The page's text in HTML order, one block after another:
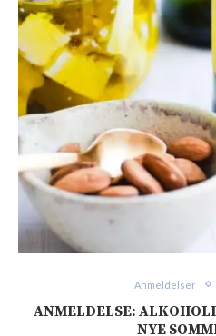
Anmeldelser
ANMELDELSE:
NYE